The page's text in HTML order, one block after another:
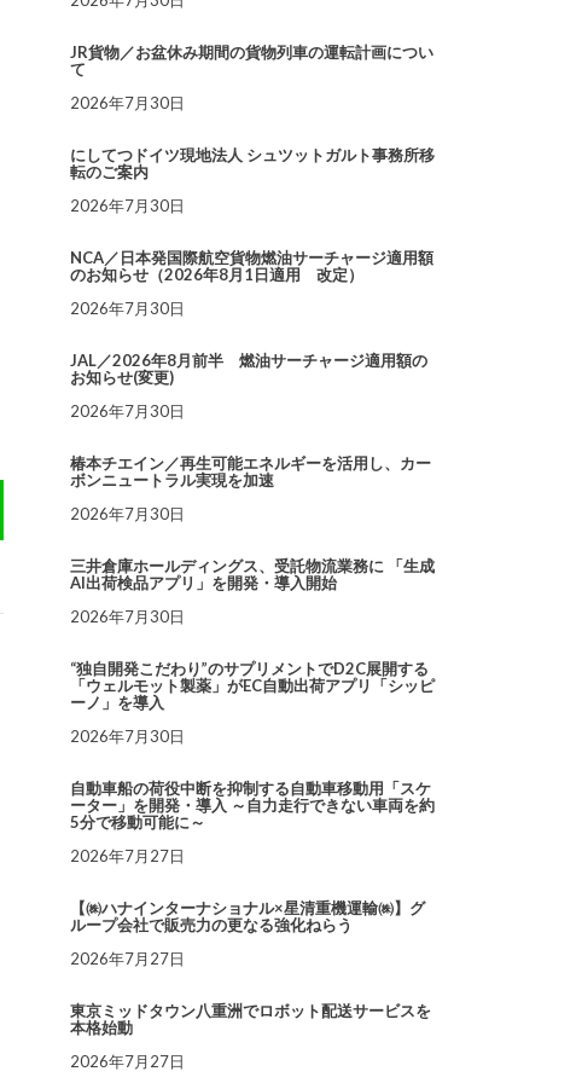
JR貨物／お盆休み期間の貨物列車の運転計画につい
て
2026年7月30日
にしてつドイツ現地法人 シュツットガルト事務所移
転のご案内
2026年7月30日
NCA／日本発国際航空貨物燃油サーチャージ適用額
のお知らせ（2026年8月1日適用 改定）
2026年7月30日
JAL／2026年8月前半 燃油サーチャージ適用額の
お知らせ(変更)
2026年7月30日
椿本チエイン／再生可能エネルギーを活用し、カー
ボンニュートラル実現を加速
2026年7月30日
三井倉庫ホールディングス、受託物流業務に 「生成
AI出荷検品アプリ」を開発・導入開始
2026年7月30日
“独自開発こだわり”のサプリメントでD2C展開する
「ウェルモット製薬」がEC自動出荷アプリ「シッピ
ーノ」を導入
2026年7月30日
自動車船の荷役中断を抑制する自動車移動用「スケ
ーター」を開発・導入 ～自力走行できない車両を約
5分で移動可能に～
2026年7月27日
【㈱ハナインターナショナル×星清重機運輸㈱】グ
ループ会社で販売力の更なる強化ねらう
2026年7月27日
東京ミッドタウン八重洲でロボット配送サービスを
本格始動
2026年7月27日